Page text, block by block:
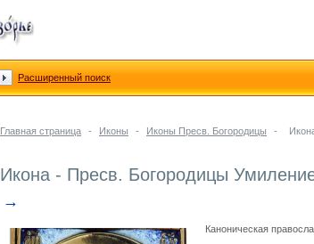
Главная страница - Иконы - Иконы Пресв. Богородицы -
Икона - Пресв. Богородицы
→
Каноническая
Расширенный поиск